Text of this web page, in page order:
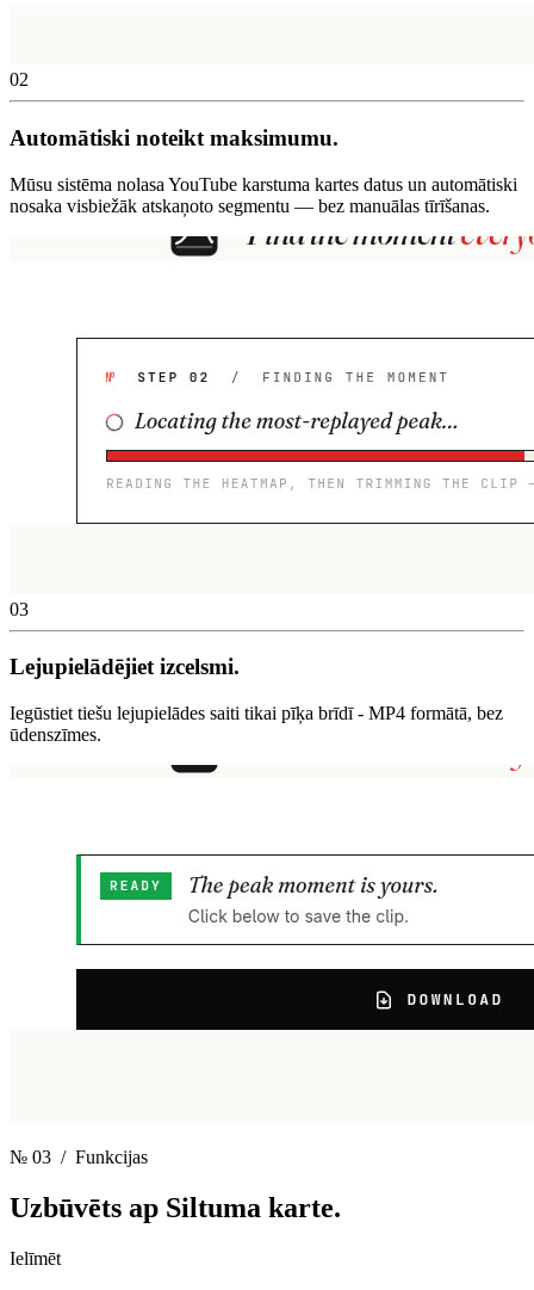
02
Automātiski noteikt maksimumu.
Mūsu sistēma nolasa YouTube karstuma kartes datus un automātiski
nosaka visbiežāk atskaņoto segmentu — bez manuālas tīrīšanas.
03
Lejupielādējiet izcelsmi.
Iegūstiet tiešu lejupielādes saiti tikai pīķa brīdī - MP4 formātā, bez
ūdenszīmes.
№ 03 / Funkcijas
Uzbūvēts ap Siltuma karte.
Ielīmēt